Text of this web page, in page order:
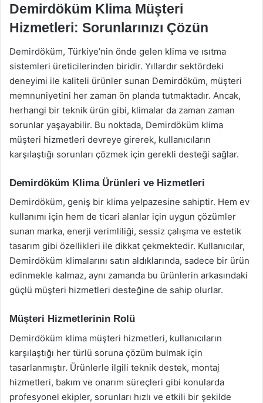
Demirdöküm Klima Müşteri
Hizmetleri: Sorunlarınızı Çözün
Demirdöküm, Türkiye’nin önde gelen klima ve ısıtma
sistemleri üreticilerinden biridir. Yıllardır sektördeki
deneyimi ile kaliteli ürünler sunan Demirdöküm, müşteri
memnuniyetini her zaman ön planda tutmaktadır. Ancak,
herhangi bir teknik ürün gibi, klimalar da zaman zaman
sorunlar yaşayabilir. Bu noktada, Demirdöküm klima
müşteri hizmetleri devreye girerek, kullanıcıların
karşılaştığı sorunları çözmek için gerekli desteği sağlar.
Demirdöküm Klima Ürünleri ve Hizmetleri
Demirdöküm, geniş bir klima yelpazesine sahiptir. Hem ev
kullanımı için hem de ticari alanlar için uygun çözümler
sunan marka, enerji verimliliği, sessiz çalışma ve estetik
tasarım gibi özellikleri ile dikkat çekmektedir. Kullanıcılar,
Demirdöküm klimalarını satın aldıklarında, sadece bir ürün
edinmekle kalmaz, aynı zamanda bu ürünlerin arkasındaki
güçlü müşteri hizmetleri desteğine de sahip olurlar.
Müşteri Hizmetlerinin Rolü
Demirdöküm klima müşteri hizmetleri, kullanıcıların
karşılaştığı her türlü soruna çözüm bulmak için
tasarlanmıştır. Ürünlerle ilgili teknik destek, montaj
hizmetleri, bakım ve onarım süreçleri gibi konularda
profesyonel ekipler, sorunları hızlı ve etkili bir şekilde